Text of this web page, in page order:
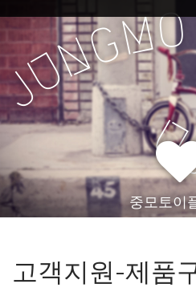
m
e
n
u
i
o
n
n
t
UNGMO
U
중모토이
고객지원-제품